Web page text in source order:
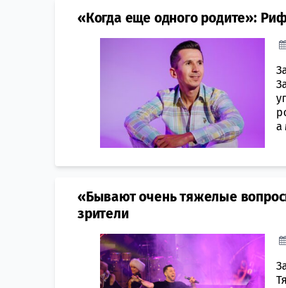
«Когда еще одного родите»:
а
«Бывают очень тяжелые
зрители